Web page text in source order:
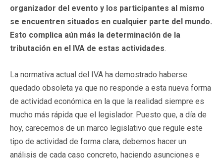
organizador del evento y los participantes al mismo
se encuentren situados en cualquier parte del mundo.
Esto complica aún más la determinación de la
tributación en el IVA de estas actividades.
La normativa actual del IVA ha demostrado haberse
quedado obsoleta ya que no responde a esta nueva forma
de actividad económica en la que la realidad siempre es
mucho más rápida que el legislador. Puesto que, a día de
hoy, carecemos de un marco legislativo que regule este
tipo de actividad de forma clara, debemos hacer un
análisis de cada caso concreto, haciendo asunciones e